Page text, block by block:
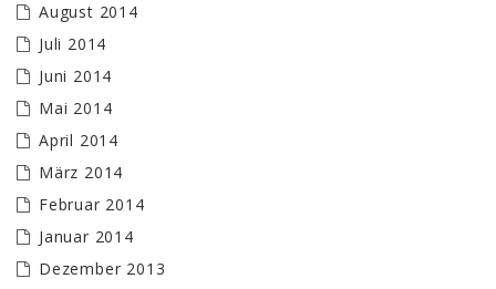
August 2014
Juli 2014
Juni 2014
Mai 2014
April 2014
März 2014
Februar 2014
Januar 2014
Dezember 2013